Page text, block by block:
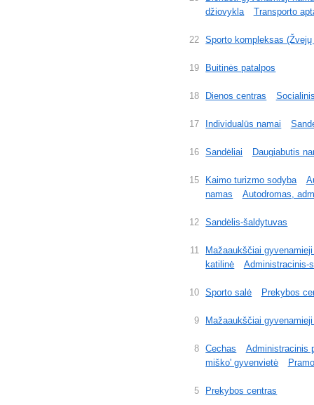
džiovykla
Transporto
22 Sporto kompleksas
19 Buitinės patalpos
18 Dienos centras
17 Individualūs namai
16 Sandėliai Daugiabutis
15 Kaimo turizmo sodyba
namas
Autodromas,
12 Sandėlis-šaldytuvas
11
Mažaaukščiai
katilinė
Administracinis-
10 Sporto salė Prekybos
9 Mažaaukščiai
8 Cechas
Administracinis
miško' gyvenvietė
5 Prekybos centras